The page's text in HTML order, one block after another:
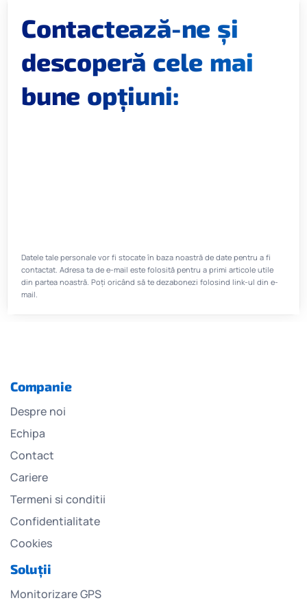
Contactează-ne și
descoperă cele mai
bune opțiuni:
Datele tale personale vor fi stocate în baza noastră de date pentru a fi
contactat. Adresa ta de e-mail este folosită pentru a primi articole utile
din partea noastră. Poți oricând să te dezabonezi folosind link-ul din e-
mail.
Companie
Despre noi
Echipa
Contact
Cariere
Termeni si conditii
Confidentialitate
Cookies
Soluții
Monitorizare GPS